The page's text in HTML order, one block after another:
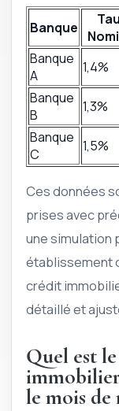
Banque
Banque
A
1,4%
Banque
B
1,3%
Banque
C
1,5%
Ces données
prises avec
une simulation
établissement
crédit
détaillé et
Quel est
le mois de